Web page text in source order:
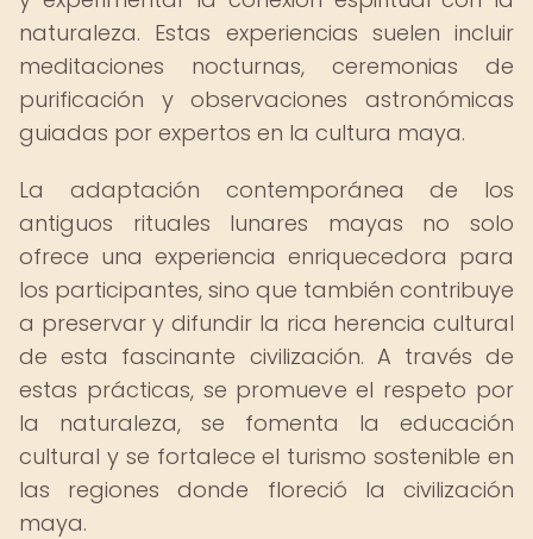
naturaleza. Estas experiencias suelen incluir
meditaciones nocturnas, ceremonias de
purificación y observaciones astronómicas
guiadas por expertos en la cultura maya.
La adaptación contemporánea de los
antiguos rituales lunares mayas no solo
ofrece una experiencia enriquecedora para
los participantes, sino que también contribuye
a preservar y difundir la rica herencia cultural
de esta fascinante civilización. A través de
estas prácticas, se promueve el respeto por
la naturaleza, se fomenta la educación
cultural y se fortalece el turismo sostenible en
las regiones donde floreció la civilización
maya.